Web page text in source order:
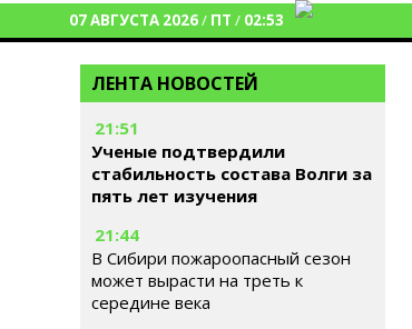
07 АВГУСТА 2026/ ПТ / 02:53
ЛЕНТА НОВОСТЕЙ
21:51
Ученые подтвердили
стабильность состава Волги за
пять лет изучения
21:44
В Сибири пожароопасный сезон
может вырасти на треть к
середине века